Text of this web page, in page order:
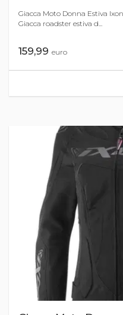
Giacca Moto Donna Estiva
Giacca roadster estiva d...
159,99 euro